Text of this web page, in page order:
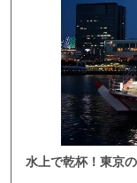
水上で乾杯！東京